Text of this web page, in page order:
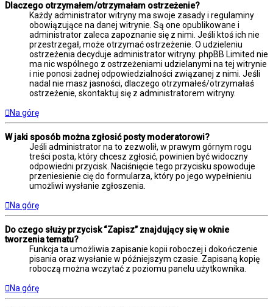
Dlaczego otrzymałem/otrzymałam ostrzeżenie?
Każdy administrator witryny ma swoje zasady i regulaminy
obowiązujące na danej witrynie. Są one opublikowane i
administrator zaleca zapoznanie się z nimi. Jeśli ktoś ich nie
przestrzegał, może otrzymać ostrzeżenie. O udzieleniu
ostrzeżenia decyduje administrator witryny. phpBB Limited nie
ma nic wspólnego z ostrzeżeniami udzielanymi na tej witrynie
i nie ponosi żadnej odpowiedzialności związanej z nimi. Jeśli
nadal nie masz jasności, dlaczego otrzymałeś/otrzymałaś
ostrzeżenie, skontaktuj się z administratorem witryny.
Na górę
W jaki sposób można zgłosić posty moderatorowi?
Jeśli administrator na to zezwolił, w prawym górnym rogu
treści posta, który chcesz zgłosić, powinien być widoczny
odpowiedni przycisk. Naciśnięcie tego przycisku spowoduje
przeniesienie cię do formularza, który po jego wypełnieniu
umożliwi wysłanie zgłoszenia.
Na górę
Do czego służy przycisk “Zapisz” znajdujący się w oknie
tworzenia tematu?
Funkcja ta umożliwia zapisanie kopii roboczej i dokończenie
pisania oraz wysłanie w późniejszym czasie. Zapisaną kopię
roboczą można wczytać z poziomu panelu użytkownika.
Na górę